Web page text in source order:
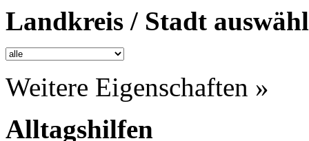
Landkreis / Stadt
Weitere Eigenschaften »
Alltagshilfen